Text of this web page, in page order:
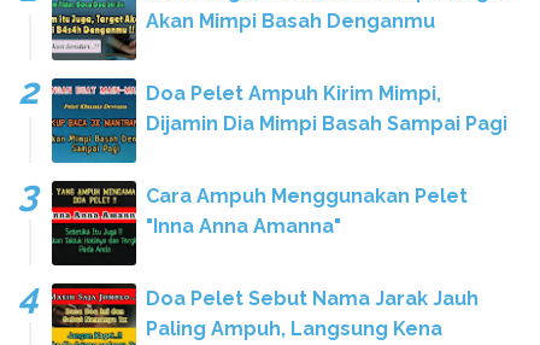
Akan Mimpi Basah Denganmu
Doa Pelet Ampuh Kirim Mimpi,
Dijamin Dia Mimpi Basah Sampai Pagi
Cara Ampuh Menggunakan Pelet
"Inna Anna Amanna"
Doa Pelet Sebut Nama Jarak Jauh
Paling Ampuh, Langsung Kena